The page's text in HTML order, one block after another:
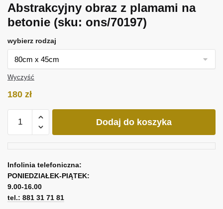
Abstrakcyjny obraz z plamami na
betonie (sku: ons/70197)
wybierz rodzaj
Wyczyść
180 zł
Abstrakcyjny
plamami
na
betonie
Dodaj do koszyka
Infolinia telefoniczna:
PONIEDZIAŁEK-PIĄTEK:
9.00-16.00
tel.: 881 31 71 81